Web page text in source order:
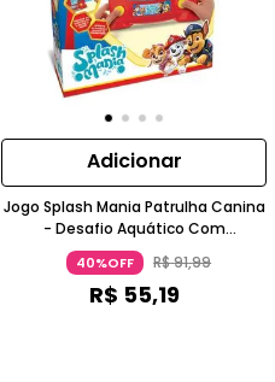
Adicionar
Jogo Splash Mania Patrulha Canina
- Desafio Aquático Com
Movimento 5+ Anos Elka
40%OFF R$91,99
R$ 55,19